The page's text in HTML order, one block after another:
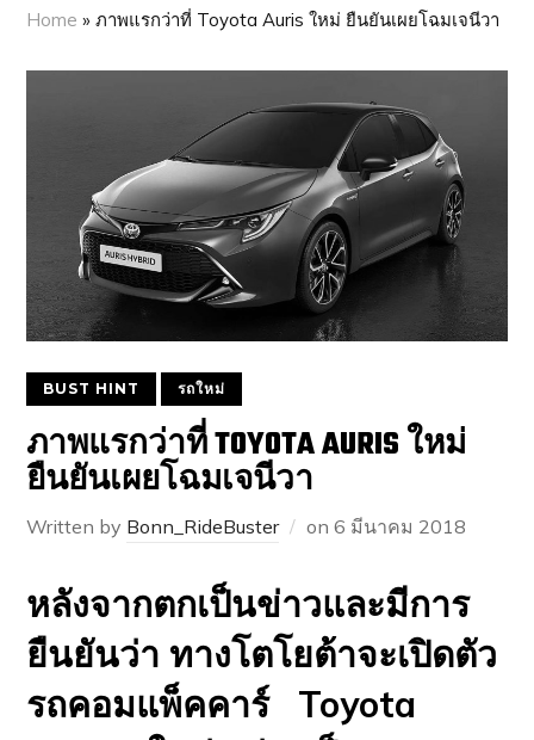
Home »ภาพแรกว่าที่ Toyota Auris ใหม่ ยืนยันเผยโฉมเจนีวา
BUST HINT รถใหม่
ภาพแรกว่าที่ TOYOTA AURIS ใหม่
ยืนยันเผยโฉมเจนีวา
Written by Bonn_RideBuster on6 มีนาคม 2018
หลังจากตกเป็นข่าวและมีการ
ยืนยันว่า ทางโตโยต้าจะเปิดตัว
รถคอมแพ็คคาร์ Toyota